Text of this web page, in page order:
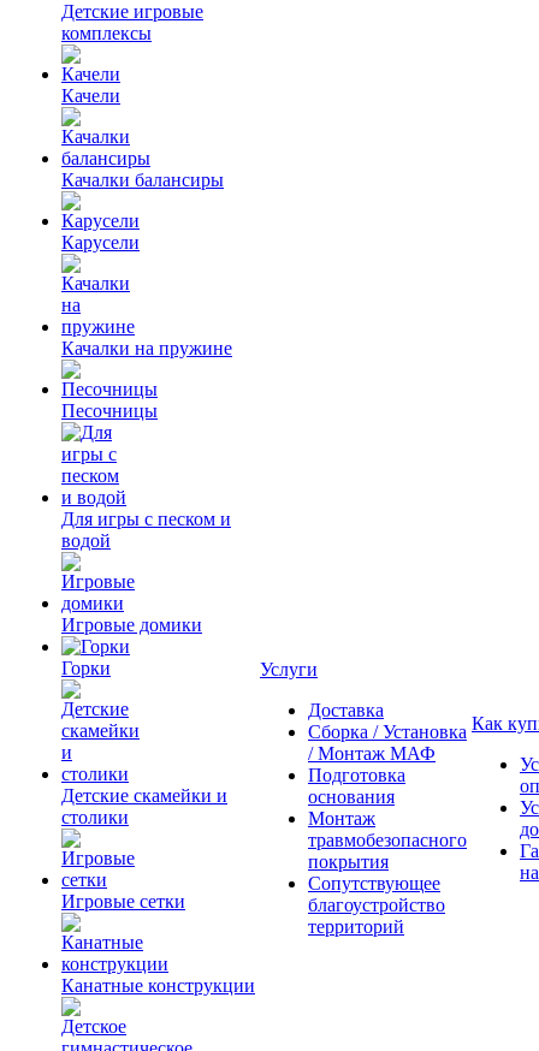
Детские игровые
комплексы
Качели
Качалки балансиры
Карусели
Качалки на пружине
Песочницы
Для игры с песком и
водой
Игровые домики
Горки
Детские скамейки и
столики
Игровые сетки
Канатные конструкции
Услуги
Доставка
Сборка / Установка
/ Монтаж МАФ
Подготовка
основания
Монтаж
травмобезопасного
покрытия
Сопутствующее
благоустройство
территорий
Как